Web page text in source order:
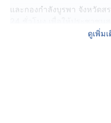
และกองกำลังบูรพา จังหวัด
จริงได้อย่างต่อเนื่อง เพื่อยืน
ดูเพิ่ม